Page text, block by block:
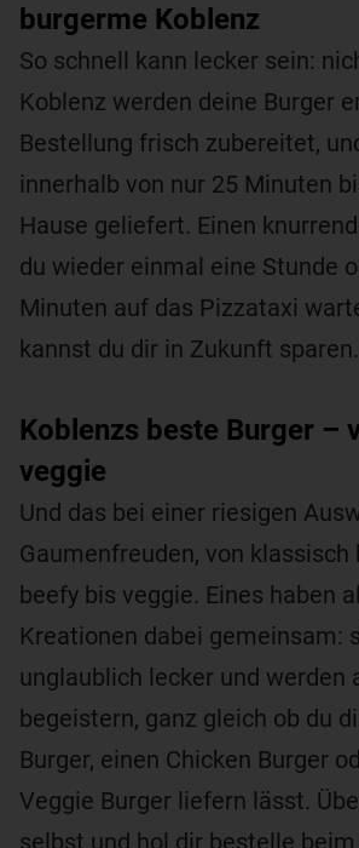
burgerme Koblenz
So schnell kann lecker sein:
Koblenz werden deine Burger
Bestellung frisch zubereitet,
innerhalb von nur 25 Minuten
Hause geliefert. Einen
du wieder einmal eine Stunde
Minuten auf das Pizzataxi
kannst du dir in Zukunft sparen.
Koblenzs beste Burger –
veggie
Und das bei einer riesigen
Gaumenfreuden, von klassisch
beefy bis veggie. Eines haben
Kreationen dabei gemeinsam:
unglaublich lecker und werden
begeistern, ganz gleich ob du
Burger, einen Chicken Burger
Veggie Burger liefern lässt.
selbst und hol dir bestelle